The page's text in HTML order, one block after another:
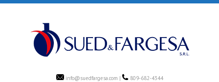
info@suedfargesa.com | 809-682-4344